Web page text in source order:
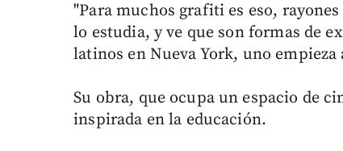
"Para muchos grafiti es eso,
lo estudia, y ve que son formas de
latinos en Nueva York, uno
Su obra, que ocupa un espacio de
inspirada en la educación.